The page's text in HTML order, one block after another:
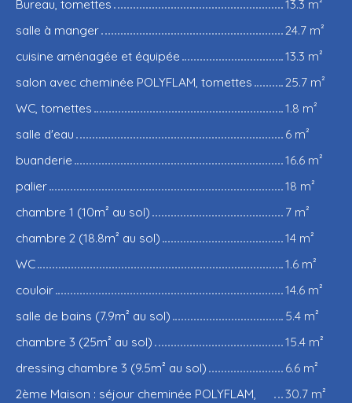
Bureau, tomettes
13.3 m²
salle à manger
24.7 m²
cuisine aménagée et équipée
13.3 m²
salon avec cheminée POLYFLAM, tomettes
25.7 m²
WC, tomettes
1.8 m²
salle d'eau
6 m²
buanderie
16.6 m²
palier
18 m²
chambre 1 (10m² au sol)
7 m²
chambre 2 (18.8m² au sol)
14 m²
WC
1.6 m²
couloir
14.6 m²
salle de bains (7.9m² au sol)
5.4 m²
chambre 3 (25m² au sol)
15.4 m²
dressing chambre 3 (9.5m² au sol)
6.6 m²
2ème Maison : séjour cheminée POLYFLAM,
30.7 m²